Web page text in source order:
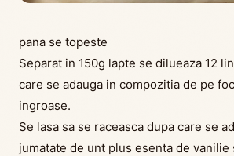
pana se topeste
Separat in 150g lapte se dilueaza 12
care se adauga in compozitia de pe
ingroase.
Se lasa sa se raceasca dupa care se
jumatate de unt plus esenta de vanilie